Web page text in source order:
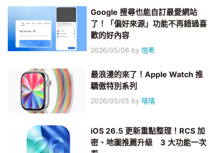
Google 搜尋也能自訂最愛網站
了！「偏好來源」功能不再錯過喜
歡的好內容
2026/05/06 by愷希
最浪漫的來了！Apple Watch 推
驕傲特別系列
2026/05/05 by 嘻嘻
iOS 26.5 更新重點整理！RCS 加
密、地圖推薦升級 3 大功能一次